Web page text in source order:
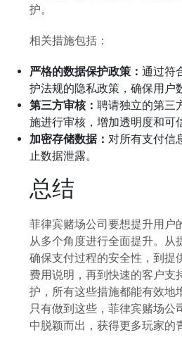
护。
相关措施包括：
严格的数据保护政策：通过符
护法规的隐私政策，确保用户
第三方审核：聘请独立的第三
施进行审核，增加透明度和可
加密存储数据： 对所有支付信
止数据泄露。
总结
菲律宾赌场公司要想提升用户
从多个角度进行全面提升。从
确保支付过程的安全性，到提
费用说明，再到快速的客户支
护，所有这些措施都能有效地
只有做到这些，菲律宾赌场公
中脱颖而出，获得更多玩家的